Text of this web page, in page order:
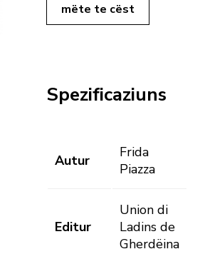
mëte te cëst
Spezificaziuns
Autur
Frida
Piazza
Editur
Union di
Ladins de
Gherdëina